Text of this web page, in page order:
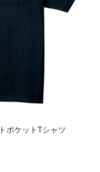
ポケットTシャツ